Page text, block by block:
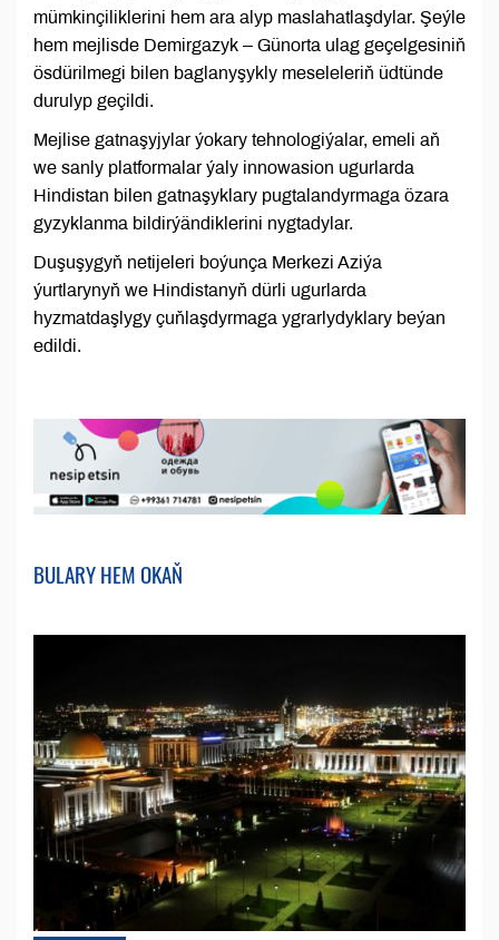
mümkinçiliklerini hem ara alyp maslahatlaşdylar. Şeýle
hem mejlisde Demirgazyk – Günorta ulag geçelgesiniň
ösdürilmegi bilen baglanyşykly meseleleriň üdtünde
durulyp geçildi.
Mejlise gatnaşyjylar ýokary tehnologiýalar, emeli aň
we sanly platformalar ýaly innowasion ugurlarda
Hindistan bilen gatnaşyklary pugtalandyrmaga özara
gyzyklanma bildirýändiklerini nygtadylar.
Duşuşygyň netijeleri boýunça Merkezi Aziýa
ýurtlarynyň we Hindistanyň dürli ugurlarda
hyzmatdaşlygy çuňlaşdyrmaga ygrarlydyklary beýan
edildi.
BULARY HEM OKAŇ